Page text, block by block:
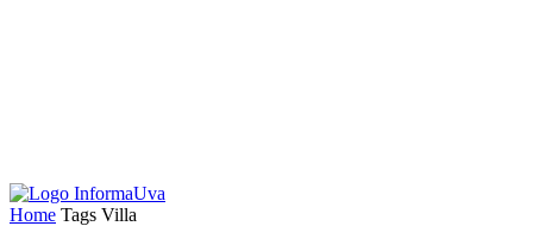
Home Tags Villa